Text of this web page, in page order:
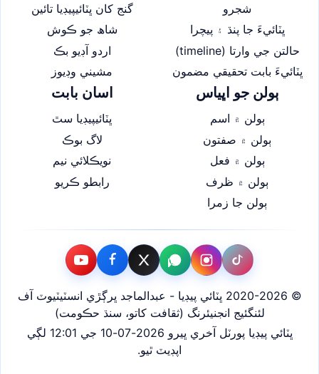
شجرو
ڀٽائيءَ جا پنڌ ۽ پيچرا
حالتن جي وارتا (timeline)
ڀٽائيءَ بابت تحقيقي مضمون
گنج کان ڀٽائيپيڊيا تائين
شاھ جو ڪوش
اردو آڊيو بڪ
مشيني وڊيوز
ٻولن جو اڀياس
ٻولن ۾ اسم
ٻولن ۾ صفتون
ٻولن ۾ فعل
ٻولن ۾ ظرف
ٻولن جا زمرا
اسان بابت
ڀٽائيپيڊيا سٿ
لاگ بوڪ
نويڪلائي نيم
رابطو ڪريو
© 2020-2026 ڀٽائي پيڊيا - عبدالماجد ڀرڳڙي انسٽيٽيوٽ آف
لئنگئيج انجنيئرنگ (ثقافت کاتو، سنڌ حڪومت)
ڀٽائي پيڊيا پورٽل آخري ڀيرو 2026-07-10 جي 12:01 لڳي
اپڊيٽ ٿيو.